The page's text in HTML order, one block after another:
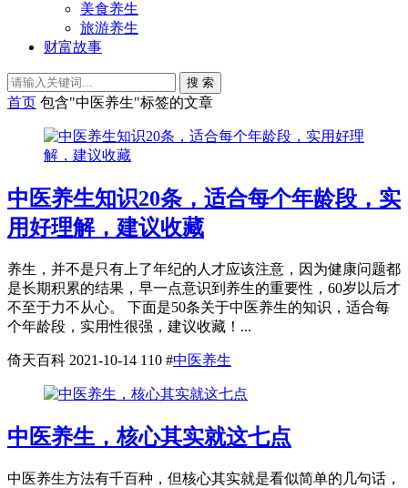
美食养生
旅游养生
财富故事
搜 索
首页 包含"中医养生"标签的文章
中医养生知识20条，适合每个年龄段，实
用好理解，建议收藏
养生，并不是只有上了年纪的人才应该注意，因为健康问题都
是长期积累的结果，早一点意识到养生的重要性，60岁以后才
不至于力不从心。 下面是50条关于中医养生的知识，适合每
个年龄段，实用性很强，建议收藏！...
倚天百科 2021-10-14 110 #中医养生
中医养生，核心其实就这七点
中医养生方法有千百种，但核心其实就是看似简单的几句话，